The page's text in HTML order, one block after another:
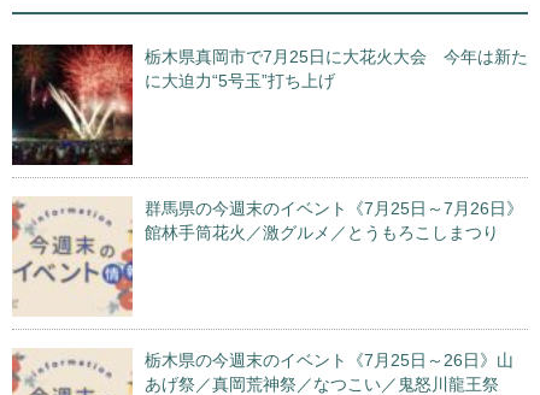
栃木県真岡市で7月25日に大花火大会 今年は新た
に大迫力“5号玉”打ち上げ
群馬県の今週末のイベント《7月25日～7月26日》
館林手筒花火／激グルメ／とうもろこしまつり
栃木県の今週末のイベント《7月25日～26日》山
あげ祭／真岡荒神祭／なつこい／鬼怒川龍王祭